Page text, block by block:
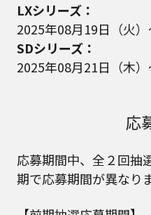
LXシリーズ：
2025年08月19日（火）
SDシリーズ：
2025年08月21日（木）
応
応募期間中、全２回抽
期で応募期間が異なり